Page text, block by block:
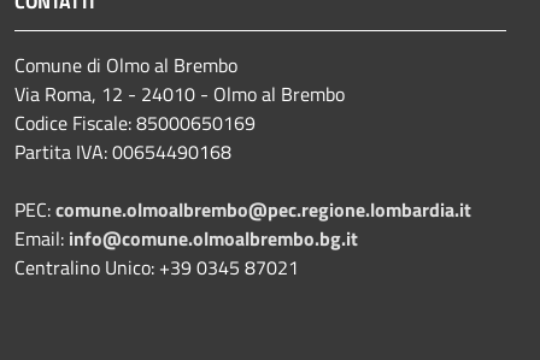
Comune di Olmo al Brembo
Via Roma, 12 - 24010 - Olmo al Brembo
Codice Fiscale: 85000650169
Partita IVA: 00654490168
PEC:comune.olmoalbrembo@pec.regione.lombardia.it
Email: info@comune.olmoalbrembo.bg.it
Centralino Unico: +39 0345 87021